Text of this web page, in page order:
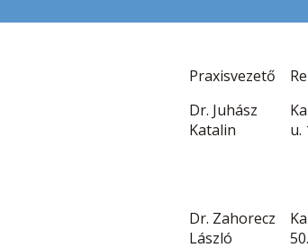
Praxisvezető
Dr. Juhász
Katalin
u.
Dr. Zahorecz
László
50.